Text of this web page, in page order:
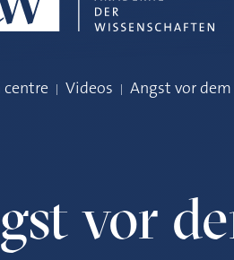
centre Videos Angst vor
vor